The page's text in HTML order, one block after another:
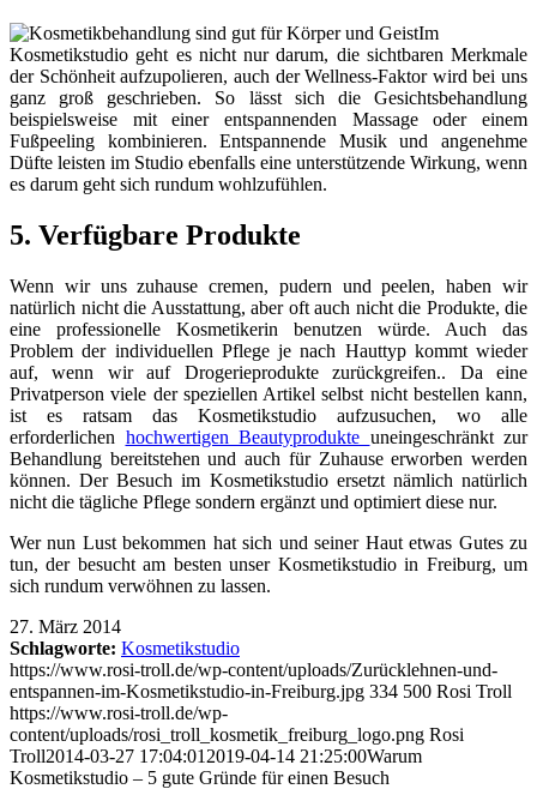
Im
Kosmetikstudio geht es nicht nur darum, die sichtbaren Merkmale
der Schönheit aufzupolieren, auch der Wellness-Faktor wird bei uns
ganz groß geschrieben. So lässt sich die Gesichtsbehandlung
beispielsweise mit einer entspannenden Massage oder einem
Fußpeeling kombinieren. Entspannende Musik und angenehme
Düfte leisten im Studio ebenfalls eine unterstützende Wirkung, wenn
es darum geht sich rundum wohlzufühlen.
5. Verfügbare Produkte
Wenn wir uns zuhause cremen, pudern und peelen, haben wir
natürlich nicht die Ausstattung, aber oft auch nicht die Produkte, die
eine professionelle Kosmetikerin benutzen würde. Auch das
Problem der individuellen Pflege je nach Hauttyp kommt wieder
auf, wenn wir auf Drogerieprodukte zurückgreifen.. Da eine
Privatperson viele der speziellen Artikel selbst nicht bestellen kann,
ist es ratsam das Kosmetikstudio aufzusuchen, wo alle
erforderlichen hochwertigen Beautyprodukte uneingeschränkt zur
Behandlung bereitstehen und auch für Zuhause erworben werden
können. Der Besuch im Kosmetikstudio ersetzt nämlich natürlich
nicht die tägliche Pflege sondern ergänzt und optimiert diese nur.
Wer nun Lust bekommen hat sich und seiner Haut etwas Gutes zu
tun, der besucht am besten unser Kosmetikstudio in Freiburg, um
sich rundum verwöhnen zu lassen.
27. März 2014
Schlagworte: Kosmetikstudio
https://www.rosi-troll.de/wp-content/uploads/Zurücklehnen-und-
entspannen-im-Kosmetikstudio-in-Freiburg.jpg 334 500 Rosi Troll
https://www.rosi-troll.de/wp-
content/uploads/rosi_troll_kosmetik_freiburg_logo.png Rosi
Troll2014-03-27 17:04:01 2019-04-14 21:25:00Warum
Kosmetikstudio – 5 gute Gründe für einen Besuch